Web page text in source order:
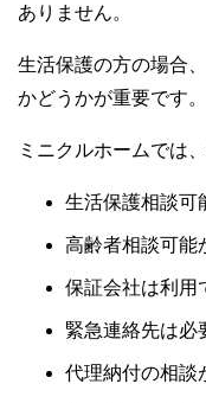
ありません。
生活保護の方の場合
かどうかが重要です。
ミニクルホームでは
生活保護相談可
高齢者相談可能
保証会社は利用
緊急連絡先は必
代理納付の相談